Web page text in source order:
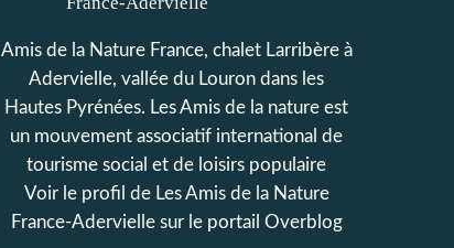
Amis de la Nature France, chalet Larribère à
Adervielle, vallée du Louron dans les
Hautes Pyrénées. Les Amis de la nature est
un mouvement associatif international de
tourisme social et de loisirs populaire
Voir le profil de Les Amis de la Nature
France-Aderviellesur le portail Overblog